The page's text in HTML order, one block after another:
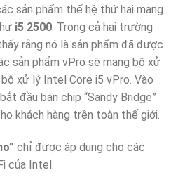
sản phẩm thế hệ thứ hai mang
i5 2500. Trong cả hai trường
rằng nó là sản phẩm đã được
sản phẩm vPro sẽ mang bộ xử
xử lý Intel Core i5 vPro. Vào
đầu bán chip “Sandy Bridge”
khách hàng trên toàn thế giới.
chỉ được áp dụng cho các
của Intel.